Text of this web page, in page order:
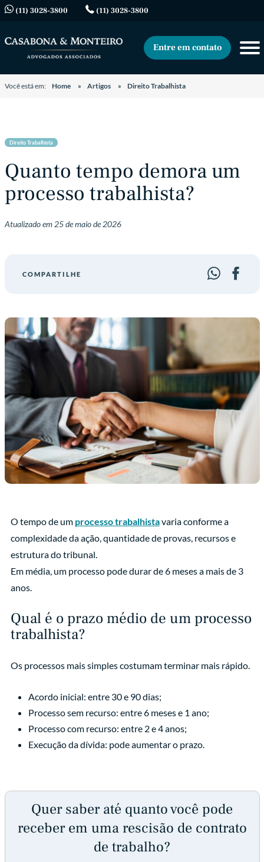
(11) 3028-3800 (11) 3028-3800
Entre em contato
Você está em: Home Artigos Direito Trabalhista
Direito Trabalhista
Quanto tempo demora um
processo trabalhista?
Atualizado em 25 de maio de 2026
COMPARTILHE
O tempo de um processo trabalhistavaria conforme a
complexidade da ação, quantidade de provas, recursos e
estrutura do tribunal.
Em média, um processo pode durar de 6 meses a mais de 3
anos.
Qual é o prazo médio de um processo
trabalhista?
Os processos mais simples costumam terminar mais rápido.
Acordo inicial: entre 30 e 90 dias;
Processo sem recurso: entre 6 meses e 1 ano;
Processo com recurso: entre 2 e 4 anos;
Execução da dívida: pode aumentar o prazo.
Quer saber até quanto você pode
receber em uma rescisão de contrato
de trabalho?